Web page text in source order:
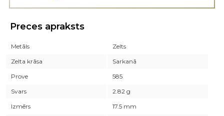
Preces apraksts
Metāls
Zelts
Zelta krāsa
Sarkanā
Prove
585
Svars
2.82 g
Izmērs
17.5 mm